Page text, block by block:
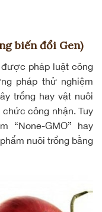
biến đổi Gen)
pháp luật công
pháp thử nghiệm
trồng hay vật nuôi
công nhận. Tuy
“None-GMO” hay
nuôi trồng bằng